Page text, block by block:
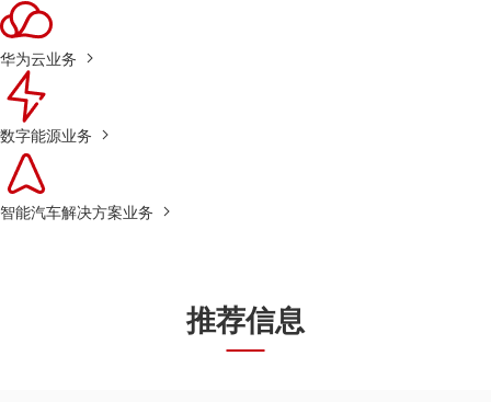
华为云业务
数字能源业务
智能汽车解决方案业务
推荐信息